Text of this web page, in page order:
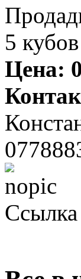
5 кубов
Цена: 0
Ссылка